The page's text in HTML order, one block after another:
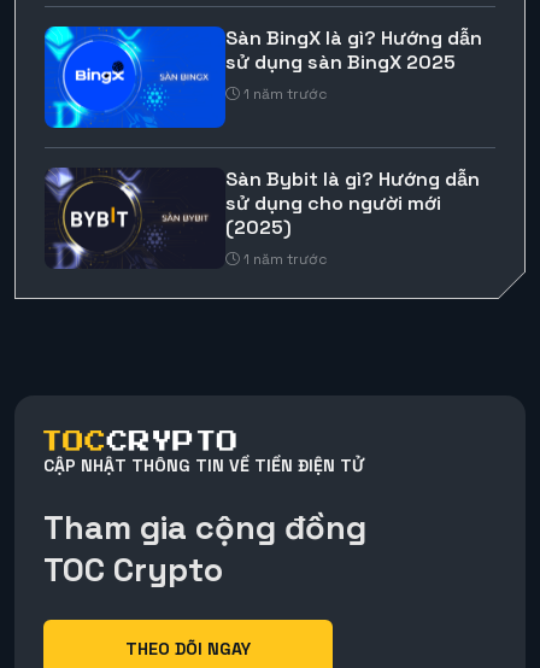
Sàn BingX là gì? Hướng dẫn
sử dụng sàn BingX 2025
1 năm trước
Sàn Bybit là gì? Hướng dẫn
sử dụng cho người mới
(2025)
1 năm trước
CẬP NHẬT THÔNG TIN VỀ TIỀN ĐIỆN TỬ
Tham gia cộng đồng
TOC Crypto
THEO DÕI NGAY